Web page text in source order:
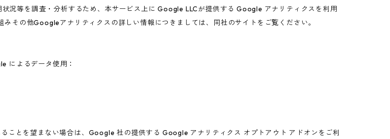
況等を調査・分析するため、本サービス上に Google LLCが提供する Google アナリティクスを利用
その他Googleアナリティクスの詳しい情報につきましては、同社のサイトをご覧ください。
によるデータ使用：
ことを望まない場合は、Google 社の提供する Google アナリティクス オプトアウト アドオンをご利